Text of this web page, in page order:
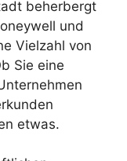
beherbergt
und
Vielzahl von
Sie eine
etwas.